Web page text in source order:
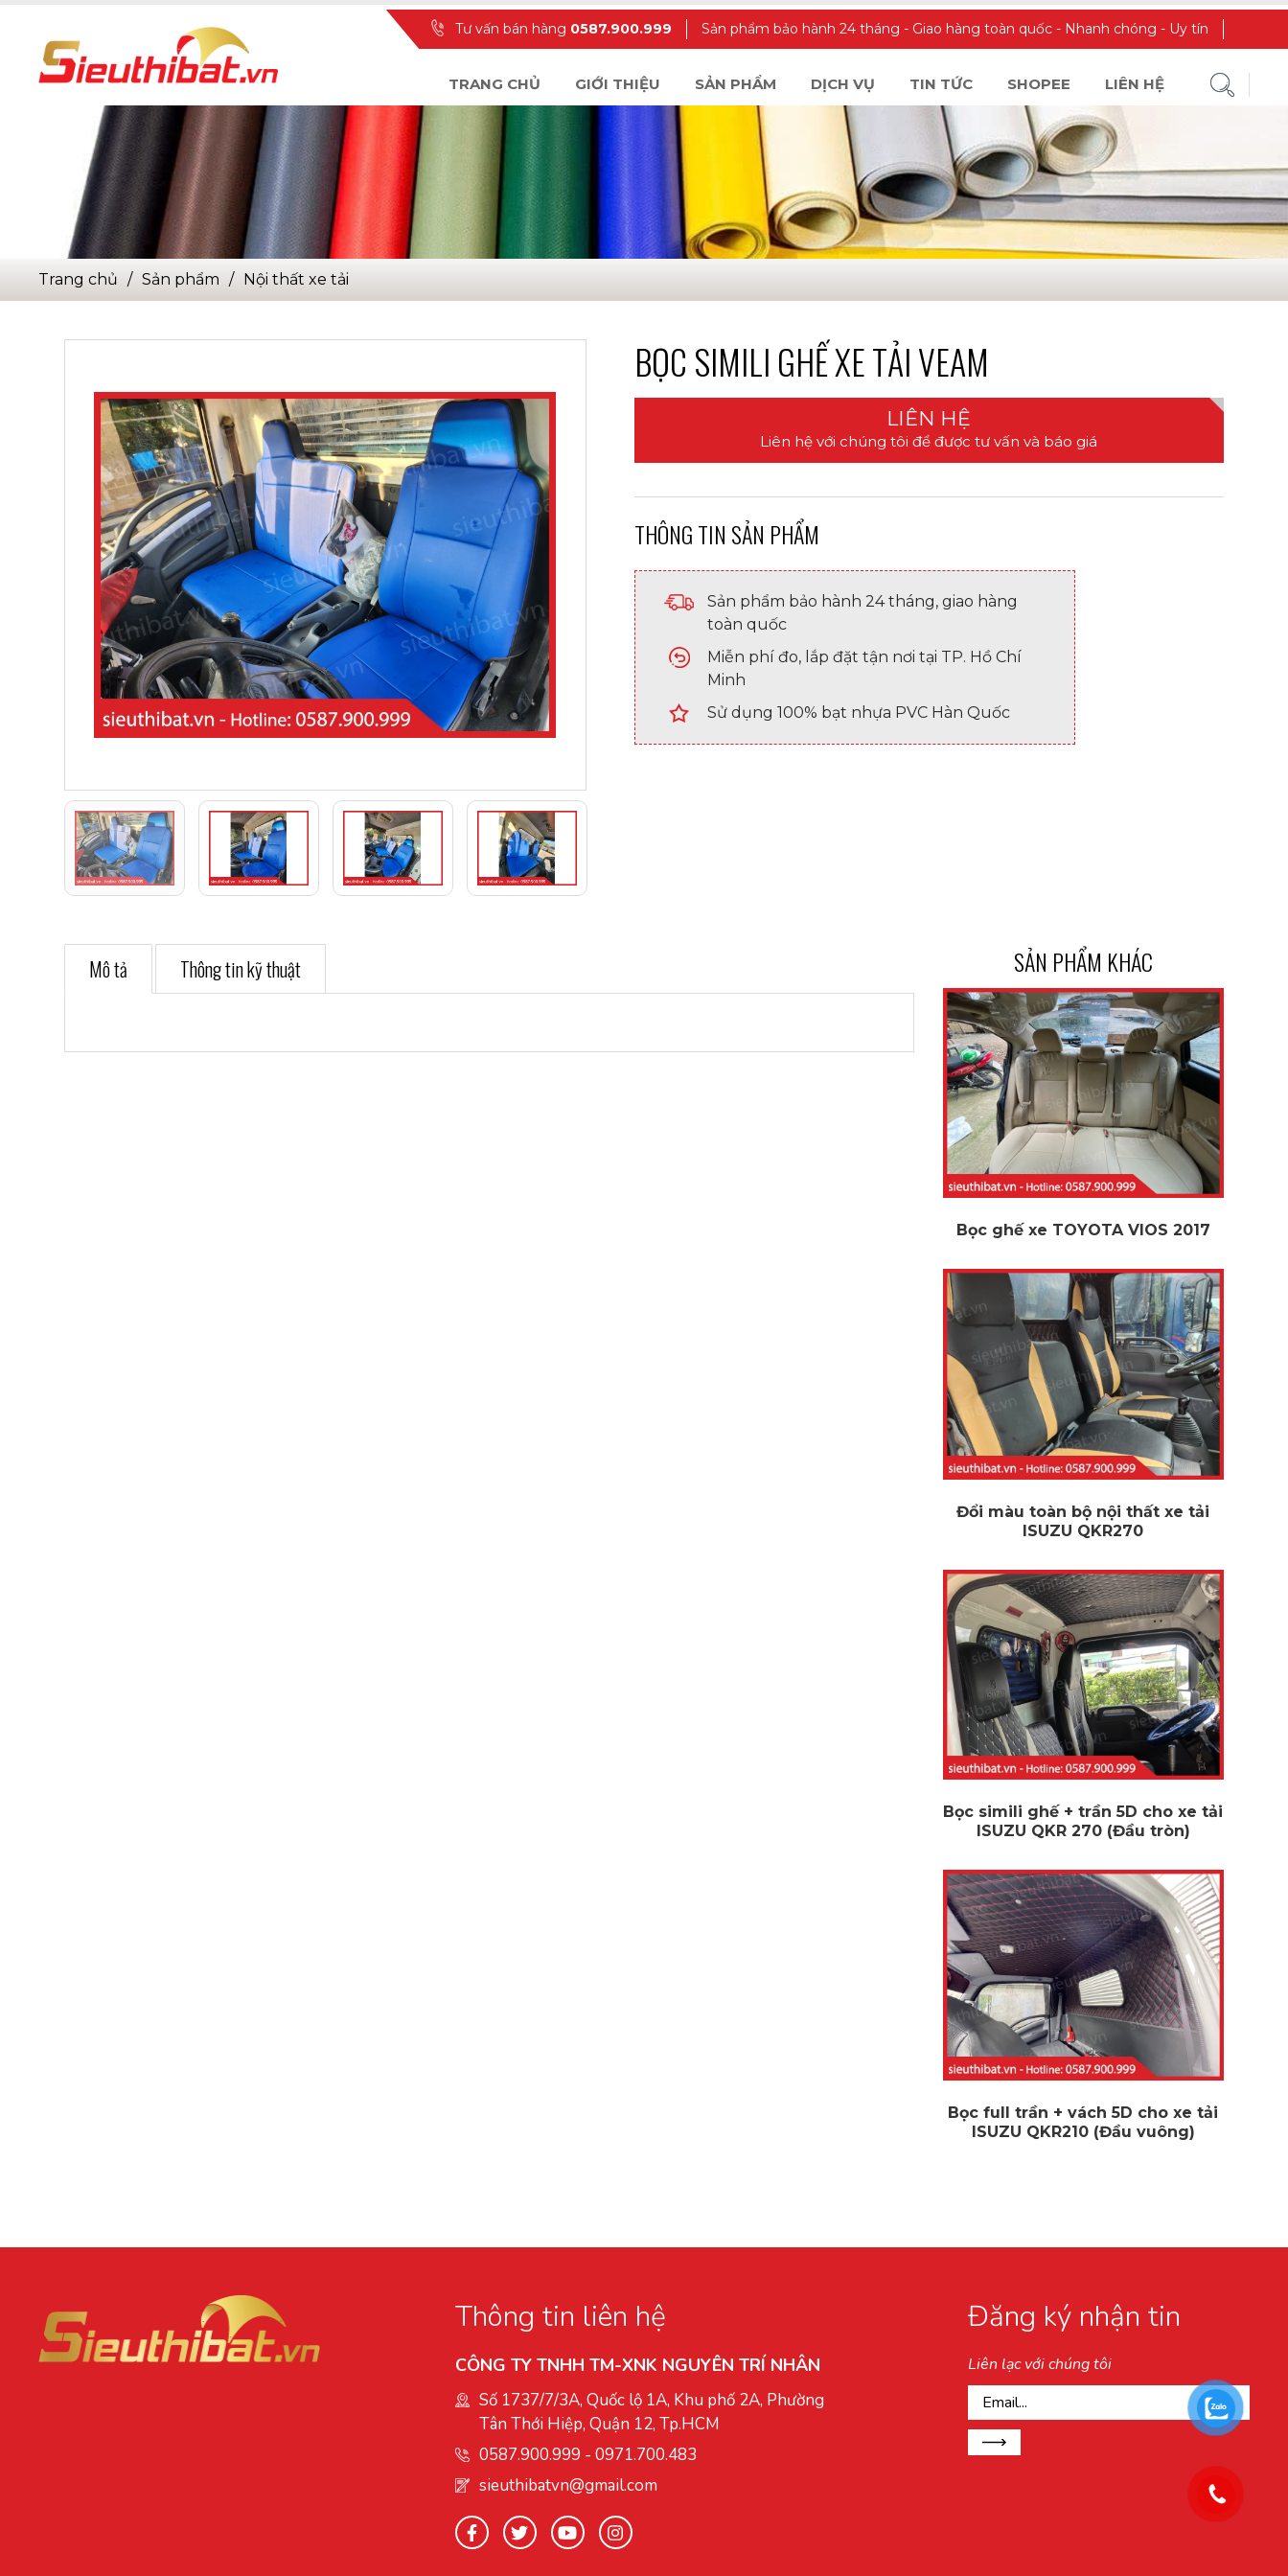
Tư vấn bán hàng 0587.900.999 Sản phẩm bảo hành 24 tháng - Giao hàng toàn quốc - Nhanh chóng - Uy tín
TRANG CHỦ GIỚI THIỆU SẢN PHẨM DỊCH VỤ TIN TỨC SHOPEE LIÊN HỆ
trang chủ sản phẩm nội thất xe tải
BỌC SIMILI GHẾ XE TẢI VEAM
LIÊN HỆ
Liên hệ với chúng tôi để được tư vấn và báo giá
THÔNG TIN SẢN PHẨM
Sản phẩm bảo hành 24 tháng, giao hàng
toàn quốc
Miễn phí đo, lắp đặt tận nơi tại TP. Hồ Chí
Minh
Sử dụng 100% bạt nhựa PVC Hàn Quốc
Mô tả Thông tin kỹ thuật SẢN PHẨM KHÁC
Bọc ghế xe TOYOTA VIOS 2017
Đổi màu toàn bộ nội thất xe tải
ISUZU QKR270
Bọc simili ghế + trần 5D cho xe tải
ISUZU QKR 270 (Đầu tròn)
Bọc full trần + vách 5D cho xe tải
ISUZU QKR210 (Đầu vuông)
Thông tin liên hệ
CÔNG TY TNHH TM-XNK NGUYÊN TRÍ NHÂN
Số 1737/7/3A, Quốc lộ 1A, Khu phố 2A, Phường
Tân Thới Hiệp, Quận 12, Tp.HCM
0587.900.999 - 0971.700.483
sieuthibatvn@gmail.com
Đăng ký nhận tin
Liên lạc với chúng tôi